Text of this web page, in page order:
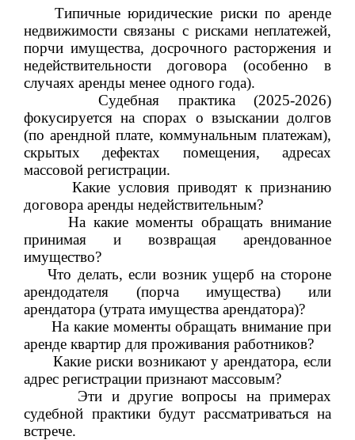
Типичные юридические риски по аренде
недвижимости связаны с рисками неплатежей,
порчи имущества, досрочного расторжения и
недействительности договора (особенно в
случаях аренды менее одного года).
Судебная практика (2025-2026)
фокусируется на спорах о взыскании долгов
(по арендной плате, коммунальным платежам),
скрытых дефектах помещения, адресах
массовой регистрации.
Какие условия приводят к признанию
договора аренды недействительным?
На какие моменты обращать внимание
принимая и возвращая арендованное
имущество?
Что делать, если возник ущерб на стороне
арендодателя (порча имущества) или
арендатора (утрата имущества арендатора)?
На какие моменты обращать внимание при
аренде квартир для проживания работников?
Какие риски возникают у арендатора, если
адрес регистрации признают массовым?
Эти и другие вопросы на примерах
судебной практики будут рассматриваться на
встрече.